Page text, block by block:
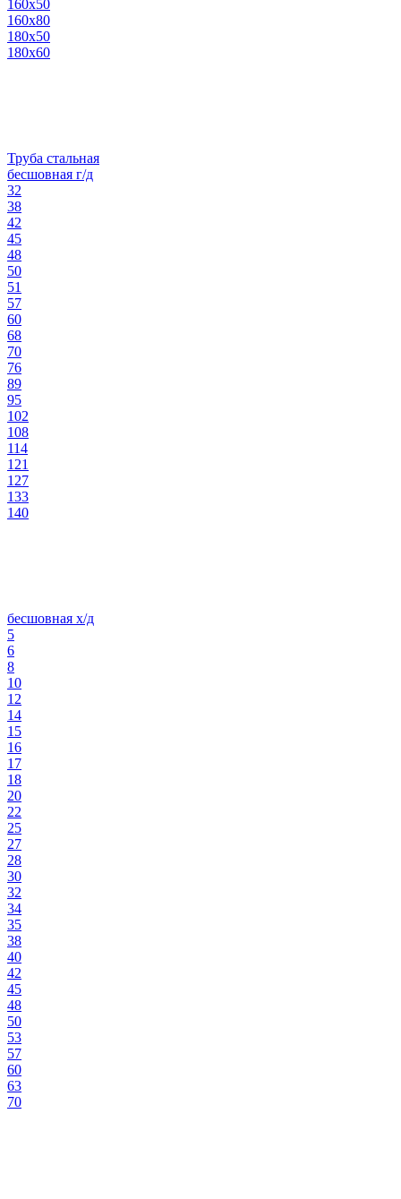
160х50
160х80
180х50
180х60
Труба стальная
бесшовная г/д
32
38
42
45
48
50
51
57
60
68
70
76
89
95
102
108
114
121
127
133
140
бесшовная х/д
5
6
8
10
12
14
15
16
17
18
20
22
25
27
28
30
32
34
35
38
40
42
45
48
50
53
57
60
63
70